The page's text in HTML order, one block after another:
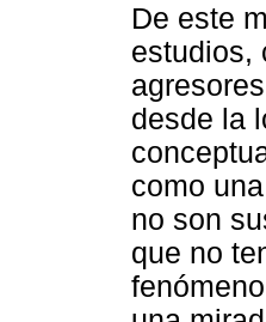
De este
estudios,
desde la
como
no son
que no